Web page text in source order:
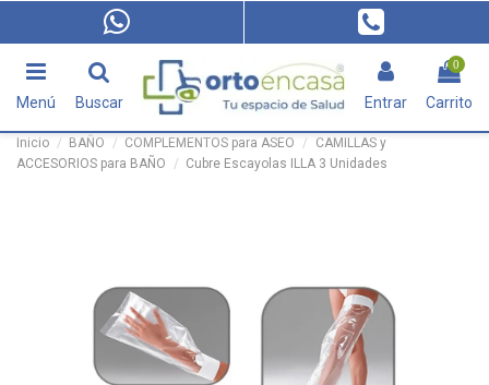
Menú Buscar Entrar
0
Carrito
Inicio BAÑO COMPLEMENTOS para ASEO
CAMILLAS y
ACCESORIOS para BAÑO
Cubre Escayolas ILLA 3 Unidades